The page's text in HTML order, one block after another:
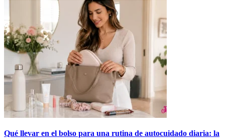
Qué llevar en el bolso para una rutina de autocuidado diaria: la